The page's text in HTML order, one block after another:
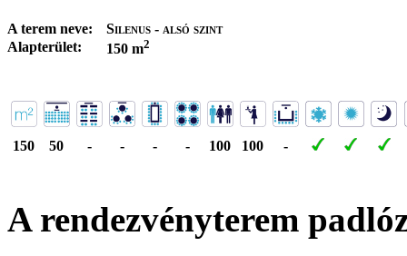
A terem neve:
Silenus - alsó szint
Alapterület:
150 m2
150 50 - - - - 100 100 -
A rendezvényterem